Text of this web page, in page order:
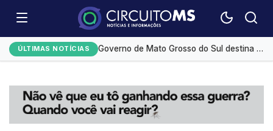
ÚLTIMAS NOTÍCIAS
Desmatamento na Amazônia cai 36,87% no último ano
Governo de Mato Grosso do Sul destina R$ 5,2 milhões para compra de medicamentos de alto custo
Monitoramento de tornozeleiras eletrônicas gera custo mensal de R$ 1,8 milhão